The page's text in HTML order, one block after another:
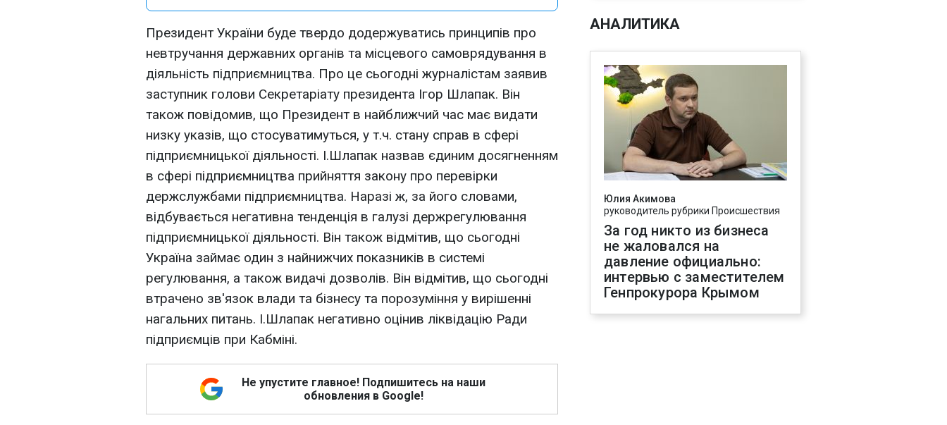
Президент України буде твердо додержуватись принципів про
невтручання державних органів та місцевого самоврядування в
діяльність підприємництва. Про це сьогодні журналістам заявив
заступник голови Секретаріату президента Ігор Шлапак. Він
також повідомив, що Президент в найближчий час має видати
низку указів, що стосуватимуться, у т.ч. стану справ в сфері
підприємницької діяльності. І.Шлапак назвав єдиним досягненням
в сфері підприємництва прийняття закону про перевірки
держслужбами підприємництва. Наразі ж, за його словами,
відбувається негативна тенденція в галузі держрегулювання
підприємницької діяльності. Він також відмітив, що сьогодні
Україна займає один з найнижчих показників в системі
регулювання, а також видачі дозволів. Він відмітив, що сьогодні
втрачено зв'язок влади та бізнесу та порозуміння у вирішенні
нагальних питань. І.Шлапак негативно оцінив ліквідацію Ради
підприємців при Кабміні.
Не упустите главное! Подпишитесь на наши
обновления в Google!
АНАЛИТИКА
Юлия Акимова
руководитель рубрики Происшествия
За год никто из бизнеса
не жаловался на
давление официально:
интервью с заместителем
Генпрокурора Крымом